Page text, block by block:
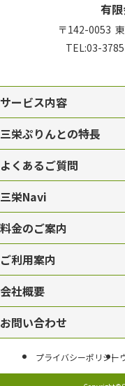
有
〒142-0053
TEL:03-
サービス内容
三栄ぷりんとの特長
よくあるご質問
三栄Navi
料金のご案内
ご利用案内
会社概要
お問い合わせ
プライバシーポリシー